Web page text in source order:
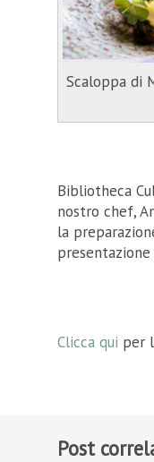
Scaloppa di
Bibliotheca
nostro chef,
la
Clicca qui per
Post